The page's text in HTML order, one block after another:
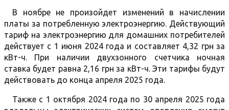
В ноябре не произойдет изменений в начислении
платы за потребленную электроэнергию. Действующий
тариф на электроэнергию для домашних потребителей
действует с 1 июня 2024 года и составляет 4,32 грн за
кВт-ч. При наличии двухзонного счетчика ночная
ставка будет равна 2,16 грн за кВт-ч. Эти тарифы будут
действовать до конца апреля 2025 года.
Также с 1 октября 2024 года по 30 апреля 2025 года